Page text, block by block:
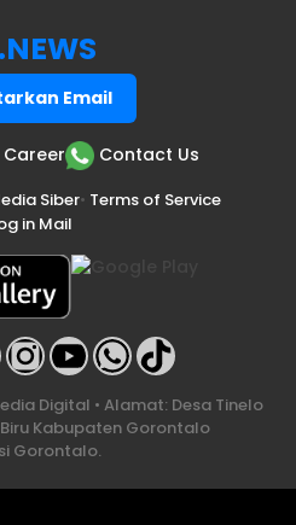
.NEWS
Email
Career Contact Us
Siber• Terms of Service
in Mail
Digital • Alamat: Desa Tinelo
Kabupaten Gorontalo
Gorontalo.